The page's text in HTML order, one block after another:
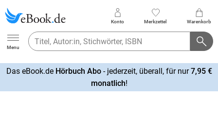
Ebook.de
Menu
Konto Merkzettel Warenkorb
Das eBook.de Hörbuch Abo- jederzeit, überall, für nur7,95 €
monatlich!